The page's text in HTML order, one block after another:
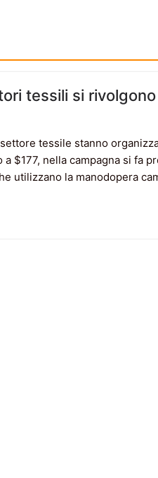
tessili si
tessile stanno
a $177, nella campagna si fa
utilizzano la manodopera